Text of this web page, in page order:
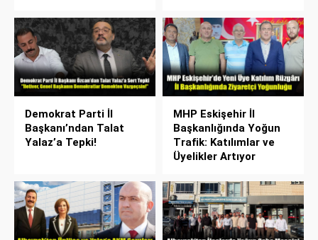
Demokrat Parti İl
Başkanı’ndan Talat
Yalaz’a Tepki!
MHP Eskişehir İl
Başkanlığında Yoğun
Trafik: Katılımlar ve
Üyelikler Artıyor